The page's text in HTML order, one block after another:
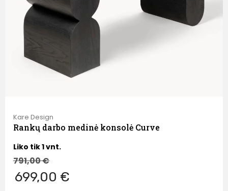
Kare Design
Rankų darbo medinė konsolė Curve
Liko tik 1 vnt.
791,00€
699,00 €